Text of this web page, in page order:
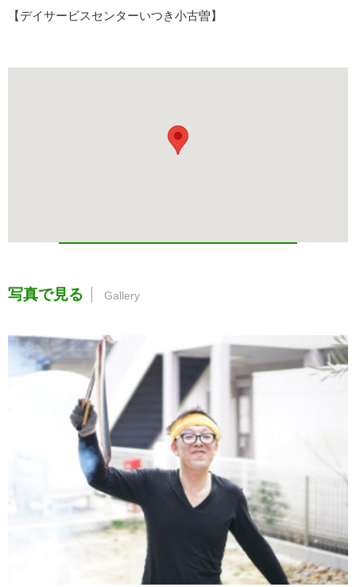
【デイサービスセンターいつき小古曽】
写真で見る